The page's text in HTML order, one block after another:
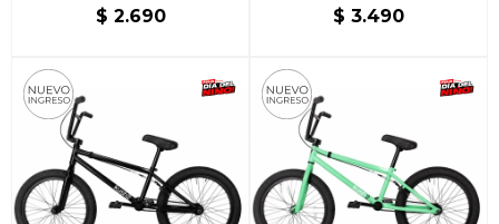
Qplay Tech Morado
$ 2.690 $ 3.490